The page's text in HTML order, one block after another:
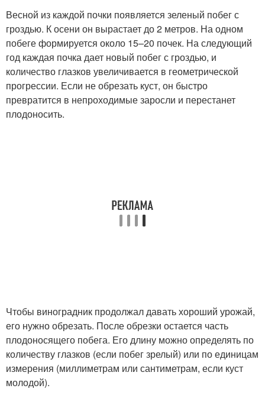
Весной из каждой почки появляется зеленый побег с
гроздью. К осени он вырастает до 2 метров. На одном
побеге формируется около 15–20 почек. На следующий
год каждая почка дает новый побег с гроздью, и
количество глазков увеличивается в геометрической
прогрессии. Если не обрезать куст, он быстро
превратится в непроходимые заросли и перестанет
плодоносить.
Чтобы виноградник продолжал давать хороший урожай,
его нужно обрезать. После обрезки остается часть
плодоносящего побега. Его длину можно определять по
количеству глазков (если побег зрелый) или по единицам
измерения (миллиметрам или сантиметрам, если куст
молодой).